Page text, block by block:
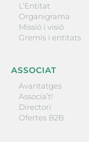
L’Entitat
Organigrama
Missió i visió
Gremis i entitats
ASSOCIAT
Avantatges
Associa’t!
Directori
Ofertes B2B